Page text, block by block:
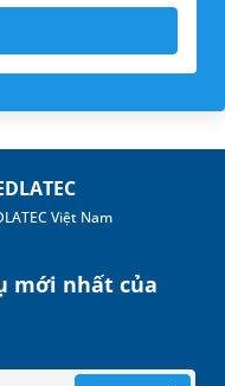
Việt Nam
mới nhất của